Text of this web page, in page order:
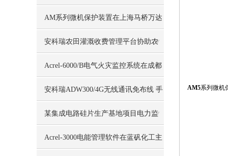
巴马高速公路配电工程项目的应用
AM系列微机保护装置在上海马桥万达
广场配电工程中的设计与应用
安科瑞农田灌溉收费管理平台协助农
业绿色低碳发展
Acrel-6000/B电气火灾监控系统在成都
车站项目的应用
安科瑞ADW300/4G无线通讯免布线 手
机电脑端看数据
某集成电路硅片生产基地项目电力监
控系统的设计与应用
Acrel-3000电能管理软件在蓝矾化工主
AM5系列微机